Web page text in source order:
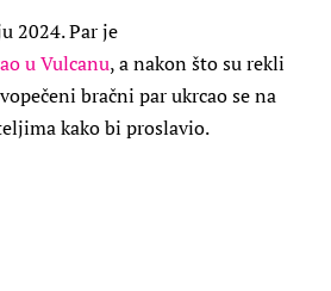
2024.Par je
u Vulcanu, a nakon što su rekli
bračni par ukrcao se na
kako bi proslavio.